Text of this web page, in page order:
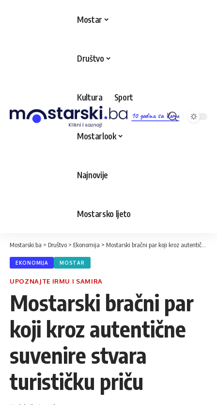
10 godina sa Vama
Mostar
Društvo
Kultura Sport
Mostarlook
Najnovije
Mostarsko ljeto
Mostarski.ba > Društvo > Ekonomija > Mostarski bračni par koji kroz autentične suvenire stvara turističku priču
EKONOMIJA MOSTAR
UPOZNAJTE IRMU I SAMIRA
Mostarski bračni par
koji kroz autentične
suvenire stvara
turističku priču